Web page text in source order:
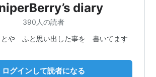
diary
390人の読者
とや ふと思い出した事を 書いてます
ログインして読者になる